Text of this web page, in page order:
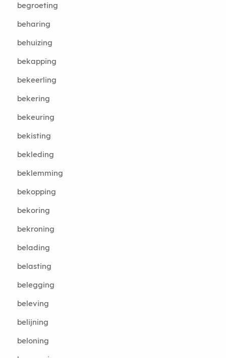
begroeting
beharing
behuizing
bekapping
bekeerling
bekering
bekeuring
bekisting
bekleding
beklemming
bekopping
bekoring
bekroning
belading
belasting
belegging
beleving
belijning
beloning